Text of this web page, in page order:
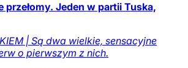
przełomy. Jeden w partii Tuska,
| Są dwa wielkie, sensacyjne
o pierwszym z nich.